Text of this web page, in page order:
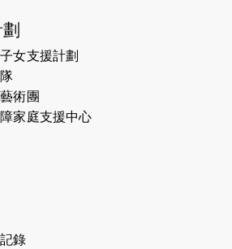
女支援計劃
術團
家庭支援中心
錄